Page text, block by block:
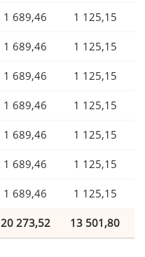
1 689,46 1 125,15
1 689,46 1 125,15
1 689,46 1 125,15
1 689,46 1 125,15
1 689,46 1 125,15
1 689,46 1 125,15
1 689,46 1 125,15
20 273,52 13 501,80